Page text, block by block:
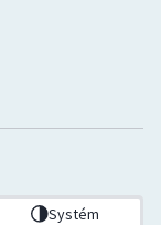
Systém